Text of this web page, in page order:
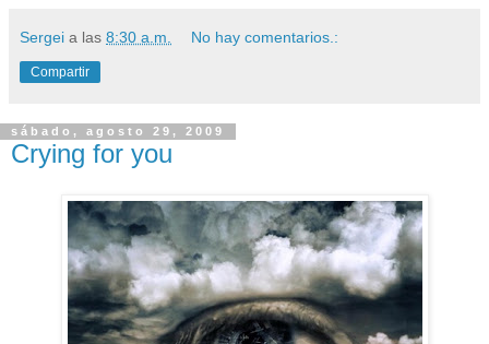
Sergei a las 8:30 a.m. No hay comentarios.:
Compartir
sábado, agosto 29, 2009
Crying for you